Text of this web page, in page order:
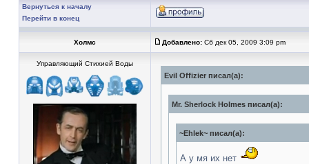
Вернуться к началу
Перейти в конец
Холмс Добавлено: Сб дек 05, 2009 3:09 pm
Управляющий Стихией Воды
Evil Offizier писал(а):
Mr. Sherlock Holmes писал(а):
~Ehlek~ писал(а):
А у мя их нет